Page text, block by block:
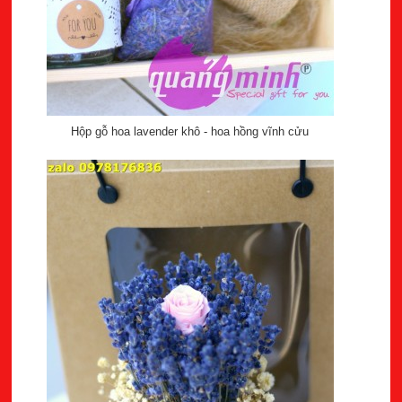
Hộp gỗ hoa lavender khô - hoa hồng vĩnh cửu